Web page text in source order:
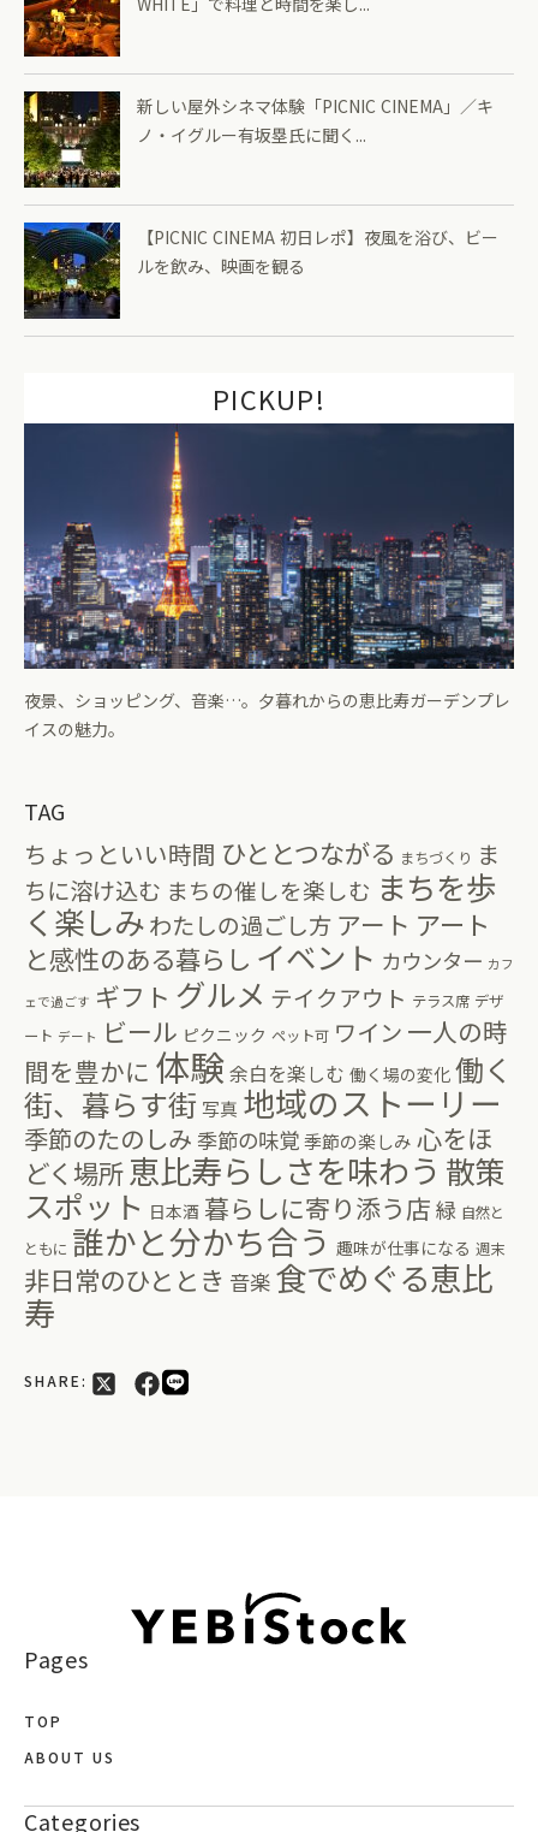
新しい屋外シネマ体験「PICNIC CINEMA」／キ
ノ・イグルー有坂塁氏に聞く...
【PICNIC CINEMA 初日レポ】夜風を浴び、ビー
ルを飲み、映画を観る
PICKUP!
夜景、ショッピング、音楽…。夕暮れからの恵比寿ガーデンプレ
イスの魅力。
TAG
ちょっといい時間 ひととつながる まちづくり ま
ちに溶け込む まちの催しを楽しむ まちを歩
く楽しみわたしの過ごし方 アート アート
と感性のある暮らし イベント カウンター カフ
ェで過ごす ギフト グルメ テイクアウト テラス席 デザ
ート デート ビール ピクニック ペット可 ワイン 一人の時
間を豊かに 体験余白を楽しむ 働く場の変化 働く
街、暮らす街 写真 地域のストーリー
季節のたのしみ 季節の味覚季節の楽しみ 心をほ
どく場所恵比寿らしさを味わう 散策
スポット 日本酒 暮らしに寄り添う店 緑 自然と
ともに 誰かと分かち合う 趣味が仕事になる 週末
非日常のひととき 音楽 食でめぐる恵比
寿
SHARE:
Pages
TOP
ABOUT US
Categories